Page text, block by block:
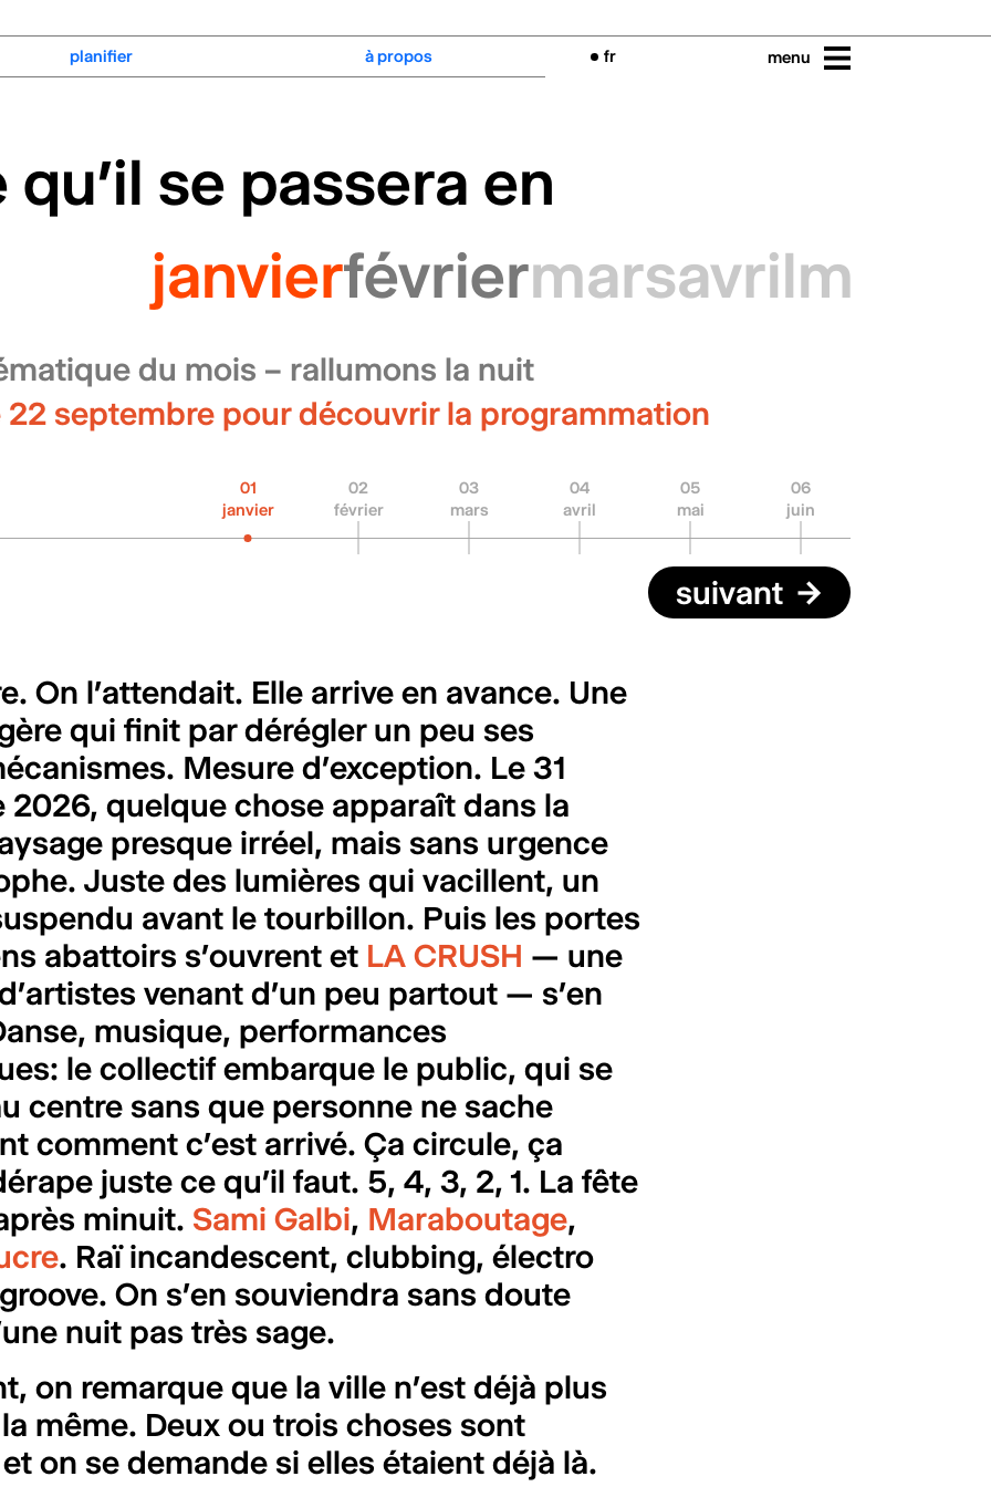
planifier
à propos
lcdf27
fr menu
qu’il se passera en
janvierfévriermarsavrilmai
du mois – rallumons la nuit
22 septembre pour découvrir la programmation
01
janvier
02
février
03
mars
04
avril
05
mai
06
juin
suivant →
On l’attendait. Elle arrive en avance. Une
qui finit par dérégler un peu ses
Mesure d’exception. Le 31
2026, quelque chose apparaît dans la
presque irréel, mais sans urgence
Juste des lumières qui vacillent, un
avant le tourbillon. Puis les portes
abattoirs s’ouvrent et LA CRUSH — une
venant d’un peu partout — s’en
musique, performances
le collectif embarque le public, qui se
centre sans que personne ne sache
comment c’est arrivé. Ça circule, ça
juste ce qu’il faut. 5, 4, 3, 2, 1. La fête
minuit. Sami Galbi, Maraboutage,
. Raï incandescent, clubbing, électro
On s’en souviendra sans doute
nuit pas très sage.
on remarque que la ville n’est déjà plus
même. Deux ou trois choses sont
on se demande si elles étaient déjà là.